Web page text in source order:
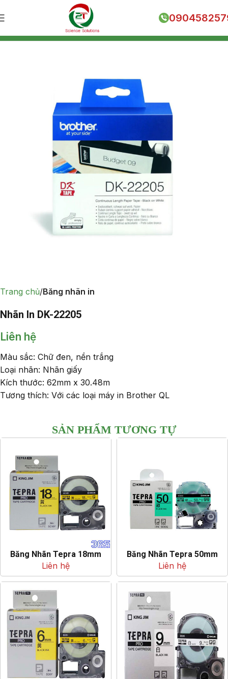
Trang chủ Băng nhãn in
Nhãn In DK-22205
Liên hệ
Màu sắc: Chữ đen, nền trắng
Loại nhãn: Nhãn giấy
Kích thước: 62mm x 30.48m
Tương thích: Với các loại máy in Brother QL
SẢN PHẨM TƯƠNG TỰ
Băng Nhãn Tepra 18mm
Liên hệ
Băng Nhãn Tepra 50mm
Liên hệ